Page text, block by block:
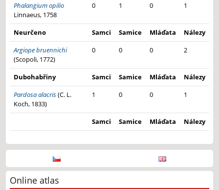
Phalangium opilio
Linnaeus, 1758
0 1 0 1
Neurčeno Samci Samice Mláďata
Nálezy
Argiope bruennichi
(Scopoli, 1772)
0 0 0 2
Dubohabřiny Samci Samice Mláďata
Nálezy
Pardosa alacris(C. L.
Koch, 1833)
1 0 0 1
Samci Samice Mláďata Nálezy
Online atlas